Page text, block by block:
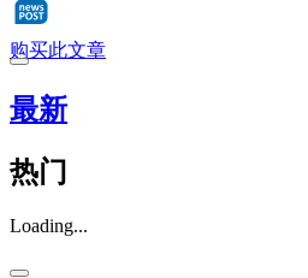
购买此文章
最新
热门
Loading...